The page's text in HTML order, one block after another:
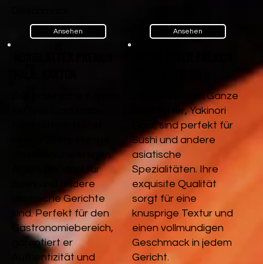
Ansehen Ansehen
dieser hochwertigen
Algen, die ideal für
Sushi und andere
asiatische Gerichte
sind. Perfekt für den
Gastronomiebereich,
garantiert er
Authentizität und
Diese Premium Ganze
Noriblätter, Yakinori
Gold, sind perfekt für
Sushi und andere
asiatische
Spezialitäten. Ihre
exquisite Qualität
sorgt für eine
knusprige Textur und
einen vollmundigen
Geschmack in jedem
Gericht.